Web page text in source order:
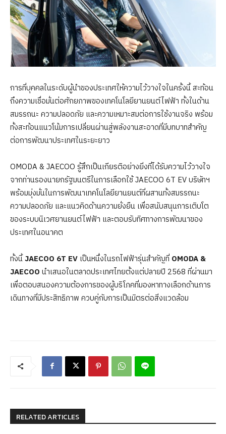
การที่บุคคลในระดับผู้นำของประเทศให้ความไว้วางใจในครั้งนี้ สะท้อน
ถึงความเชื่อมั่นต่อศักยภาพของเทคโนโลยียานยนต์ไฟฟ้า ทั้งในด้าน
สมรรถนะ ความปลอดภัย และความเหมาะสมต่อการใช้งานจริง พร้อม
ทั้งสะท้อนแนวโน้มการเปลี่ยนผ่านสู่พลังงานสะอาดที่มีบทบาทสำคัญ
ต่อการพัฒนาประเทศในระยะยาว
OMODA & JAECOO รู้สึกเป็นเกียรติอย่างยิ่งที่ได้รับความไว้วางใจ
จากท่านรองนายกรัฐมนตรีในการเลือกใช้ JAECOO 6T EV บริษัทฯ
พร้อมมุ่งมั่นในการพัฒนาเทคโนโลยียานยนต์ที่ผสานทั้งสมรรถนะ
ความปลอดภัย และแนวคิดด้านความยั่งยืน เพื่อสนับสนุนการเติบโต
ของระบบนิเวศยานยนต์ไฟฟ้า และตอบรับทิศทางการพัฒนาของ
ประเทศในอนาคต
ทั้งนี้JAECOO 6T EV เป็นหนึ่งในรถไฟฟ้ารุ่นสำคัญที่ OMODA &
JAECOO นำเสนอในตลาดประเทศไทยตั้งแต่ปลายปี 2568 ที่ผ่านมา
เพื่อตอบสนองความต้องการของผู้บริโภคที่มองหาทางเลือกด้านการ
เดินทางที่มีประสิทธิภาพ ควบคู่กับการเป็นมิตรต่อสิ่งแวดล้อม
RELATED ARTICLES